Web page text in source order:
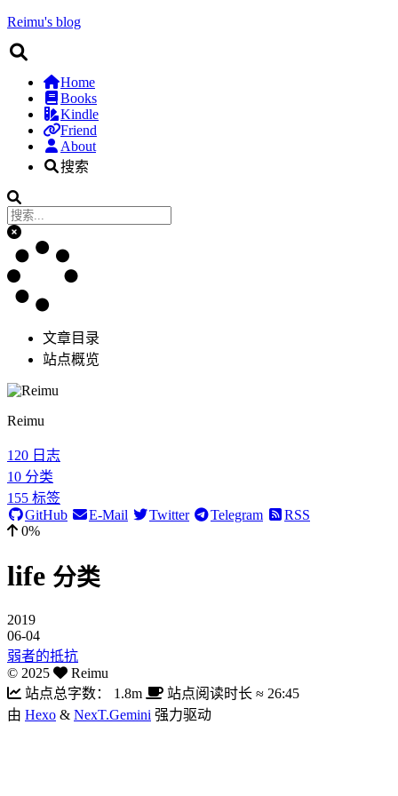
Reimu's blog
Home
Books
Kindle
Friend
About
搜索
文章目录
站点概览
Reimu
120 日志
10 分类
155 标签
GitHub
E-Mail Twitter Telegram
RSS
0%
life 分类
2019
06-04
弱者的抵抗
© 2025
Reimu
站点总字数：
1.8m 站点阅读时长 ≈ 26:45
由 Hexo & NexT.Gemini 强力驱动